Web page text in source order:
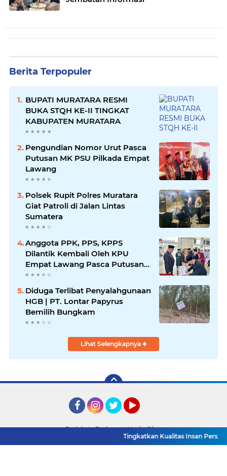
Berita Terpopuler
BUPATI MURATARA RESMI
BUKA STQH KE-II TINGKAT
KABUPATEN MURATARA
Pengundian Nomor Urut Pasca
Putusan MK PSU Pilkada Empat
Lawang
Polsek Rupit Polres Muratara
Giat Patroli di Jalan Lintas
Sumatera
Anggota PPK, PPS, KPPS
Dilantik Kembali Oleh KPU
Empat Lawang Pasca Putusan
MK
Diduga Terlibat Penyalahgunaan
HGB | PT. Lontar Papyrus
Bemilih Bungkam
Lihat Selengkapnya
Redaksi
Pedoman Media Siber
Tingkatkan Kualitas Insan Pers, PWI
2026 Detik TV Sumsel